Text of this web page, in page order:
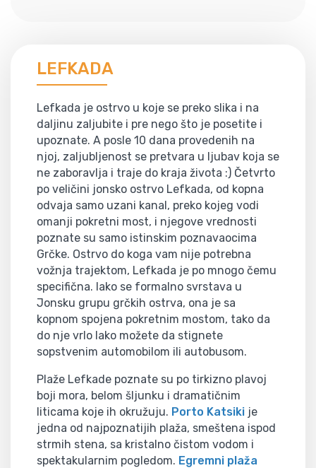
LEFKADA
Lefkada je ostrvo u koje se preko slika i na
daljinu zaljubite i pre nego što je posetite i
upoznate. A posle 10 dana provedenih na
njoj, zaljubljenost se pretvara u ljubav koja se
ne zaboravlja i traje do kraja života :) Četvrto
po veličini jonsko ostrvo Lefkada, od kopna
odvaja samo uzani kanal, preko kojeg vodi
omanji pokretni most, i njegove vrednosti
poznate su samo istinskim poznavaocima
Grčke. Ostrvo do koga vam nije potrebna
vožnja trajektom, Lefkada je po mnogo čemu
specifična. Iako se formalno svrstava u
Jonsku grupu grčkih ostrva, ona je sa
kopnom spojena pokretnim mostom, tako da
do nje vrlo lako možete da stignete
sopstvenim automobilom ili autobusom.
Plaže Lefkade poznate su po tirkizno plavoj
boji mora, belom šljunku i dramatičnim
liticama koje ih okružuju. Porto Katsiki je
jedna od najpoznatijih plaža, smeštena ispod
strmih stena, sa kristalno čistom vodom i
spektakularnim pogledom. Egremni plaža